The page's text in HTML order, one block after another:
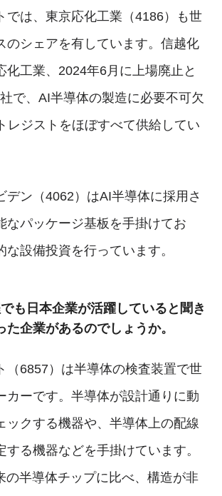
では、東京応化工業（4186）も世
のシェアを有しています。信越化
化工業、2024年6月に上場廃止と
で、AI半導体の製造に必要不可欠
レジストをほぼすべて供給してい
デン（4062）はAI半導体に採用さ
なパッケージ基板を手掛けてお
な設備投資を行っています。
も日本企業が活躍していると聞き
た企業があるのでしょうか。
（6857）は半導体の検査装置で世
カーです。半導体が設計通りに動
ックする機器や、半導体上の配線
する機器などを手掛けています。
の半導体チップに比べ、構造が非